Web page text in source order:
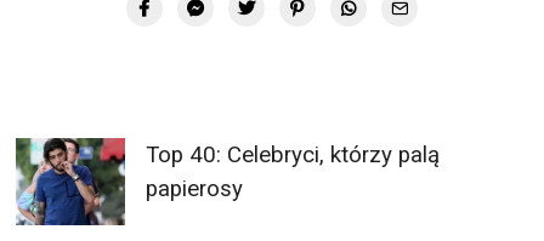
Top 40: Celebryci, którzy palą
papierosy